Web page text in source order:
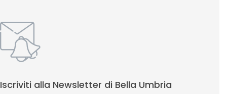
Iscriviti alla Newsletter di Bella Umbria